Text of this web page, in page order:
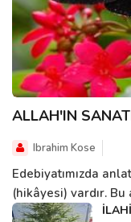
ALLAH'IN
Ibrahim Kose
Edebiyatımızda
(hikâyesi) vardır.